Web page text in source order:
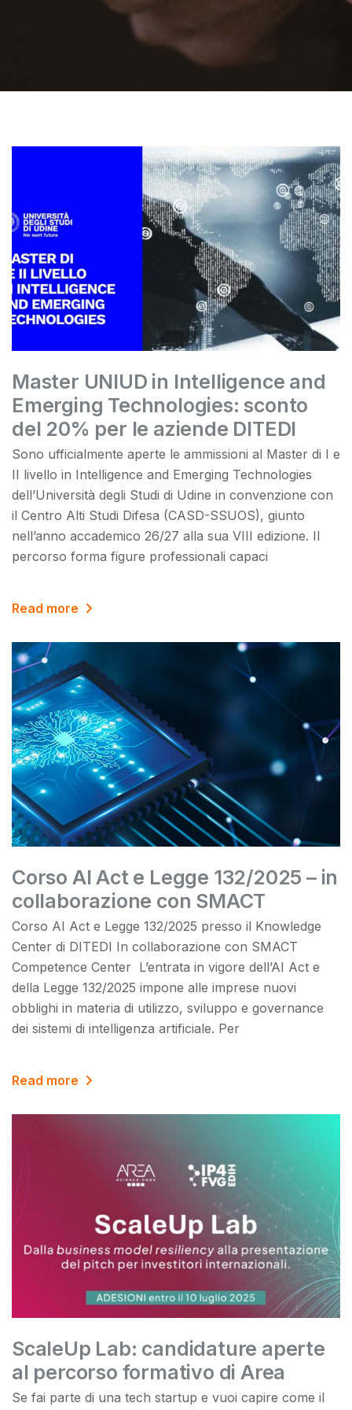
Master UNIUD in Intelligence and
Emerging Technologies: sconto
del 20% per le aziende DITEDI
Sono ufficialmente aperte le ammissioni al Master di I e
II livello in Intelligence and Emerging Technologies
dell’Università degli Studi di Udine in convenzione con
il Centro Alti Studi Difesa (CASD-SSUOS), giunto
nell’anno accademico 26/27 alla sua VIII edizione. Il
percorso forma figure professionali capaci
Read more
Corso AI Act e Legge 132/2025 – in
collaborazione con SMACT
Corso AI Act e Legge 132/2025 presso il Knowledge
Center di DITEDI In collaborazione con SMACT
Competence Center L’entrata in vigore dell’AI Act e
della Legge 132/2025 impone alle imprese nuovi
obblighi in materia di utilizzo, sviluppo e governance
dei sistemi di intelligenza artificiale. Per
Read more
ScaleUp Lab: candidature aperte
al percorso formativo di Area
Se fai parte di una tech startup e vuoi capire come il